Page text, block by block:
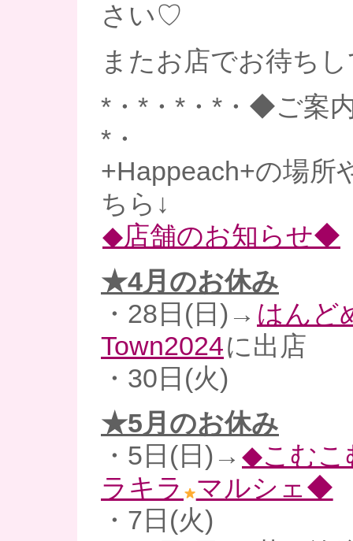
さい♡
またお店でお待ち
*・*・*・*・◆ご案
*・
+Happeach+の場所
ちら↓
◆店舗のお知らせ◆
★4月のお休み
・28日(日)→ はんど
Town2024に出店
・30日(火)
★5月のお休み
・5日(日)→ ◆こむこ
ラキラ
マルシェ◆
・7日(火)